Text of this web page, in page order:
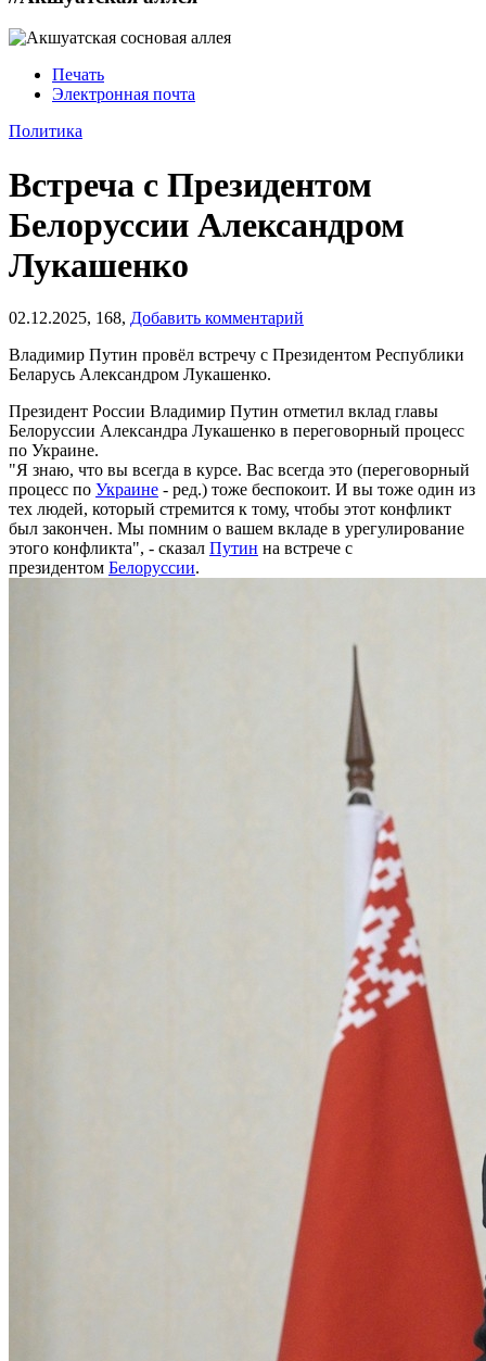
Печать
Электронная почта
Политика
Встреча с Президентом
Белоруссии Александром
Лукашенко
02.12.2025, 168, Добавить комментарий
Владимир Путин провёл встречу с Президентом Республики
Беларусь Александром Лукашенко.
Президент России Владимир Путин отметил вклад главы
Белоруссии Александра Лукашенко в переговорный процесс
по Украине.
"Я знаю, что вы всегда в курсе. Вас всегда это (переговорный
процесс по Украине - ред.) тоже беспокоит. И вы тоже один из
тех людей, который стремится к тому, чтобы этот конфликт
был закончен. Мы помним о вашем вкладе в урегулирование
этого конфликта", - сказал Путин на встрече с
президентом Белоруссии.